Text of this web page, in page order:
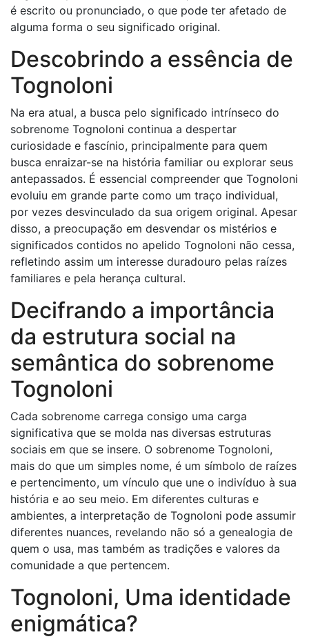
é escrito ou pronunciado, o que pode ter afetado de
alguma forma o seu significado original.
Descobrindo a essência de
Tognoloni
Na era atual, a busca pelo significado intrínseco do
sobrenome Tognoloni continua a despertar
curiosidade e fascínio, principalmente para quem
busca enraizar-se na história familiar ou explorar seus
antepassados. É essencial compreender que Tognoloni
evoluiu em grande parte como um traço individual,
por vezes desvinculado da sua origem original. Apesar
disso, a preocupação em desvendar os mistérios e
significados contidos no apelido Tognoloni não cessa,
refletindo assim um interesse duradouro pelas raízes
familiares e pela herança cultural.
Decifrando a importância
da estrutura social na
semântica do sobrenome
Tognoloni
Cada sobrenome carrega consigo uma carga
significativa que se molda nas diversas estruturas
sociais em que se insere. O sobrenome Tognoloni,
mais do que um simples nome, é um símbolo de raízes
e pertencimento, um vínculo que une o indivíduo à sua
história e ao seu meio. Em diferentes culturas e
ambientes, a interpretação de Tognoloni pode assumir
diferentes nuances, revelando não só a genealogia de
quem o usa, mas também as tradições e valores da
comunidade a que pertencem.
Tognoloni, Uma identidade
enigmática?